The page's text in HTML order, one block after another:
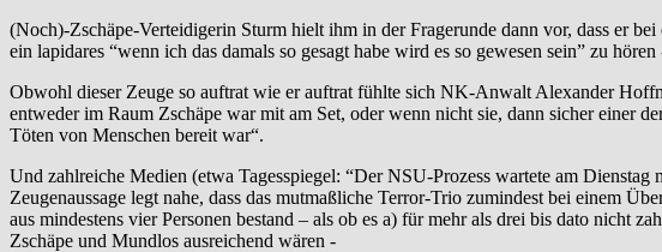
(Noch)-Zschäpe-Verteidigerin Sturm hielt ihm in der Fragerunde dann vor, dass er
ein lapidares “wenn ich das damals so gesagt habe wird es so gewesen sein” zu hören
Obwohl dieser Zeuge so auftrat wie er auftrat fühlte sich NK-Anwalt Alexander
entweder im Raum Zschäpe war mit am Set, oder wenn nicht sie, dann sicher einer
Töten von Menschen bereit war“.
Und zahlreiche Medien (etwa Tagesspiegel: “Der NSU-Prozess wartete am
Zeugenaussage legt nahe, dass das mutmaßliche Terror-Trio zumindest bei einem
aus mindestens vier Personen bestand – als ob es a) für mehr als drei bis dato nicht
Zschäpe und Mundlos ausreichend wären -